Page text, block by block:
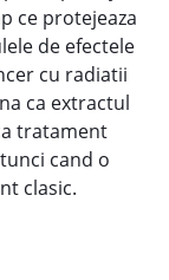
ce protejeaza
de efectele
cu radiatii
ca extractul
tratament
cand o
clasic.